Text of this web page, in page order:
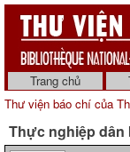
Trang chủ
Thư viện báo chí của
Thực nghiệp dân